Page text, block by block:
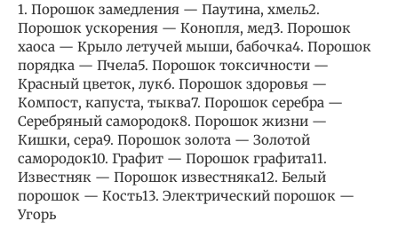
1. Порошок замедления — Паутина, хмель2.
Порошок ускорения — Конопля, мед3. Порошок
хаоса — Крыло летучей мыши, бабочка4. Порошок
порядка — Пчела5. Порошок токсичности —
Красный цветок, лук6. Порошок здоровья —
Компост, капуста, тыква7. Порошок серебра —
Серебряный самородок8. Порошок жизни —
Кишки, сера9. Порошок золота — Золотой
самородок10. Графит — Порошок графита11.
Известняк — Порошок известняка12. Белый
порошок — Кость13. Электрический порошок —
Угорь